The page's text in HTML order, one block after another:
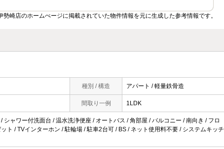
崎店のホームぺージに掲載されていた物件情報を元に生成した参考情報です。
種別 / 構造 アパート / 軽量鉄骨造
間取り一例 1LDK
ャワー付洗面台 / 温水洗浄便座 / オートバス / 角部屋 / バルコニー / 南向き / フロ
ト / TVインターホン / 駐輪場 / 駐車2台可 / BS / ネット使用料不要 / システムキッチ